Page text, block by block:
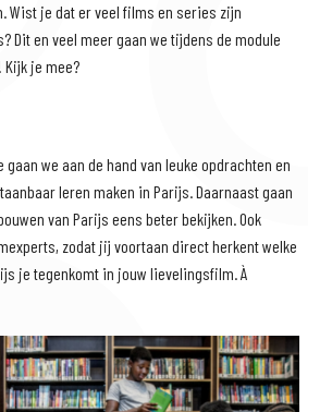
Wist je dat er veel films en series zijn
Dit en veel meer gaan we tijdens de module
je mee?
gaan we aan de hand van leuke opdrachten en
leren maken in Parijs. Daarnaast gaan
van Parijs eens beter bekijken. Ook
zodat jij voortaan direct herkent welke
je tegenkomt in jouw lievelingsfilm. À